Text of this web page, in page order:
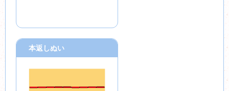
本返しぬい